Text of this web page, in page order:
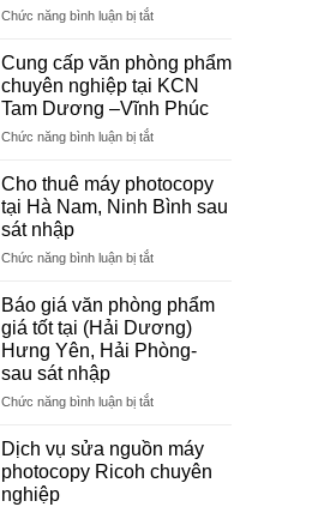
Chức năng bình luận bị tắtở
vụ
photocopy
giá
rẻ
hà
–
Báo
giá
tài
cho
học
sinh,
sinh
văn
công
ty
Cung cấp văn phòng phẩm
chuyên nghiệp tại KCN
Tam Dương –Vĩnh Phúc
Chức năng bình luận bị tắtở
cấp
văn
phòng
chuyên
tại
KCN
Tam
Dương
Vĩnh
Cho thuê máy photocopy
tại Hà Nam, Ninh Bình sau
sát nhập
Chức năng bình luận bị tắtở
máy
photocopy
tại
Nam,
sau
sát
Báo giá văn phòng phẩm
giá tốt tại (Hải Dương)
Hưng Yên, Hải Phòng-
sau sát nhập
Chức năng bình luận bị tắtở
văn
phòng
Dịch vụ sửa nguồn máy
photocopy Ricoh chuyên
nghiệp